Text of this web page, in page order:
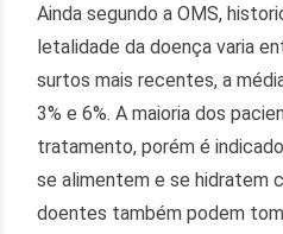
Ainda segundo a OMS,
letalidade da doença varia
surtos mais recentes, a
3% e 6%. A maioria dos
tratamento, porém é
se alimentem e se hidratem
doentes também podem